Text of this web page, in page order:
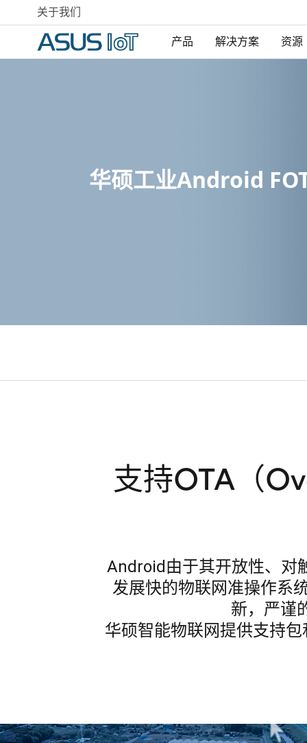
关于我们
产品 解决方案 资源
华硕工业Android
支持OTA（
Android由于其开放性、对
发展快的物联网准操作系
新，严谨
华硕智能物联网提供支持